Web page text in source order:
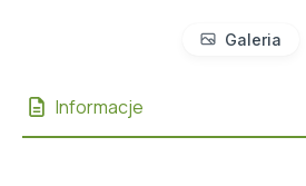
Galeria
Informacje